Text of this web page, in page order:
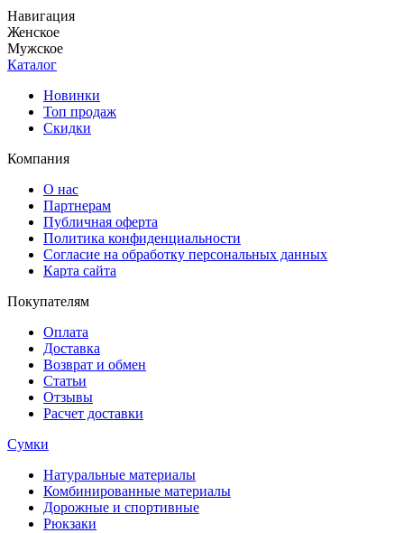
Навигация
Женское
Мужское
Каталог
Новинки
Топ продаж
Скидки
Компания
О нас
Партнерам
Публичная оферта
Политика конфиденциальности
Согласие на обработку персональных данных
Карта сайта
Покупателям
Оплата
Доставка
Возврат и обмен
Статьи
Отзывы
Расчет доставки
Сумки
Натуральные материалы
Комбинированные материалы
Дорожные и спортивные
Рюкзаки